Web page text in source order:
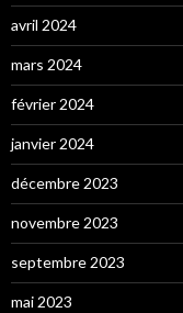
avril 2024
mars 2024
février 2024
janvier 2024
décembre 2023
novembre 2023
septembre 2023
mai 2023